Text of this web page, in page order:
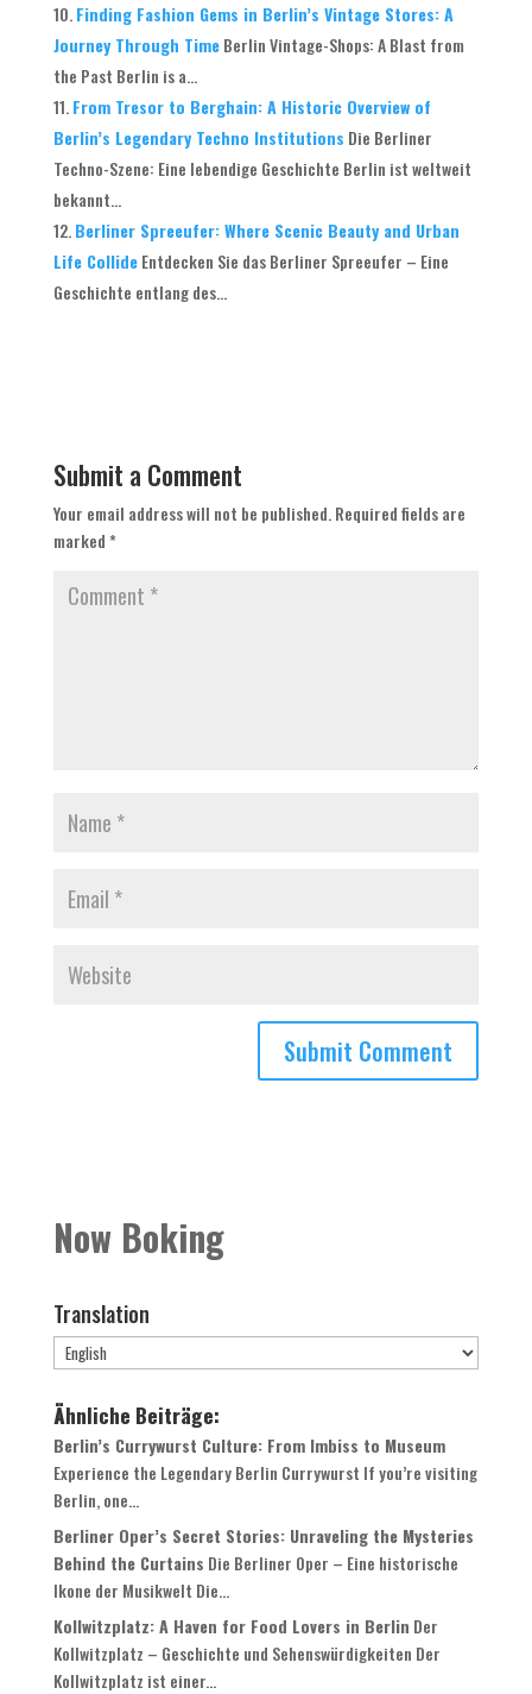
Finding Fashion Gems in Berlin’s Vintage Stores: A
Journey Through Time Berlin Vintage-Shops: A Blast from
the Past Berlin is a...
From Tresor to Berghain: A Historic Overview of
Berlin’s Legendary Techno Institutions Die Berliner
Techno-Szene: Eine lebendige Geschichte Berlin ist weltweit
bekannt...
Berliner Spreeufer: Where Scenic Beauty and Urban
Life Collide Entdecken Sie das Berliner Spreeufer – Eine
Geschichte entlang des...
Submit a Comment
Your email address will not be published. Required fields are
marked*
Now Boking
Translation
Ähnliche Beiträge:
Berlin’s Currywurst Culture: From Imbiss to Museum
Experience the Legendary Berlin Currywurst If you’re visiting
Berlin, one...
Berliner Oper’s Secret Stories: Unraveling the Mysteries
Behind the Curtains Die Berliner Oper – Eine historische
Ikone der Musikwelt Die...
Kollwitzplatz: A Haven for Food Lovers in Berlin Der
Kollwitzplatz – Geschichte und Sehenswürdigkeiten Der
Kollwitzplatz ist einer...